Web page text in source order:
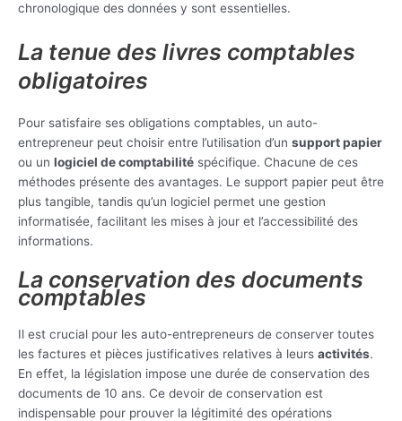
chronologique des données y sont essentielles.
La tenue des livres comptables
obligatoires
Pour satisfaire ses obligations comptables, un auto-
entrepreneur peut choisir entre l’utilisation d’un support papier
ou un logiciel de comptabilité spécifique. Chacune de ces
méthodes présente des avantages. Le support papier peut être
plus tangible, tandis qu’un logiciel permet une gestion
informatisée, facilitant les mises à jour et l’accessibilité des
informations.
La conservation des documents
comptables
Il est crucial pour les auto-entrepreneurs de conserver toutes
les factures et pièces justificatives relatives à leurs activités.
En effet, la législation impose une durée de conservation des
documents de 10 ans. Ce devoir de conservation est
indispensable pour prouver la légitimité des opérations